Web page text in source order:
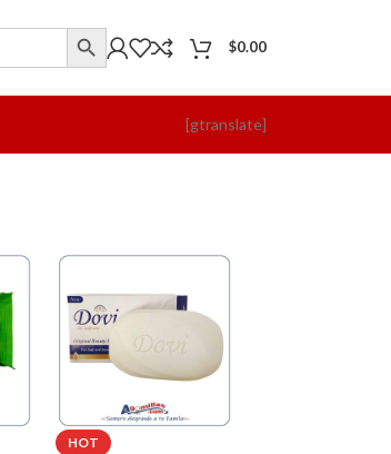
$0.00
[gtranslate]
HOT